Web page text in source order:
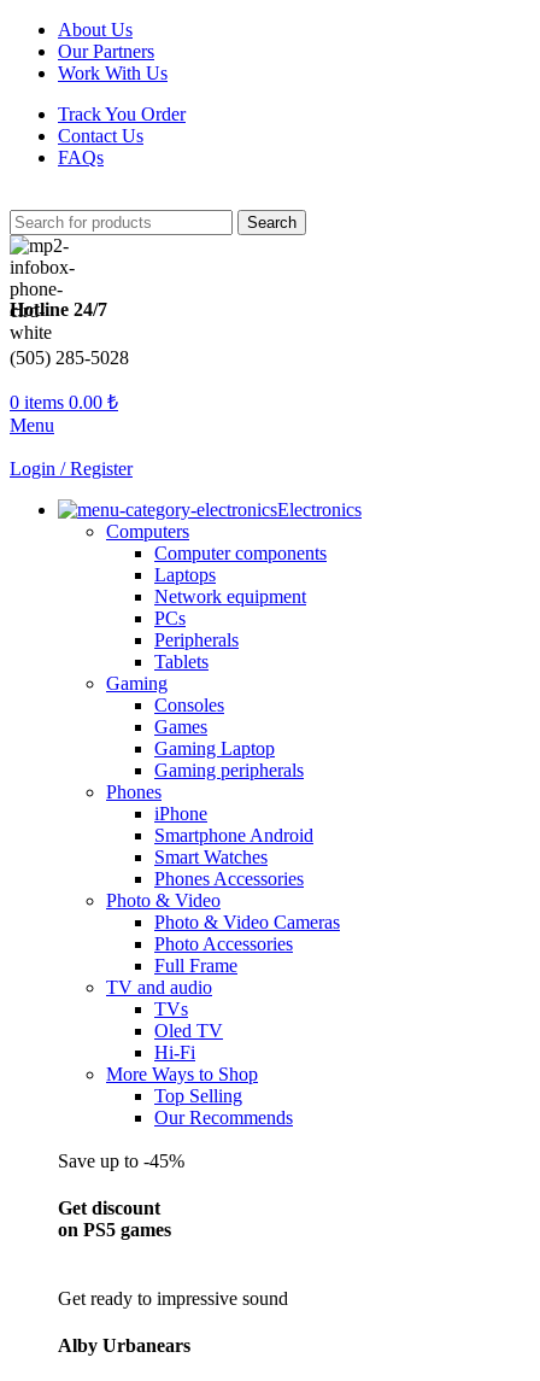
About Us
Our Partners
Work With Us
Track You Order
Contact Us
FAQs
Search
Hotline 24/7
(505) 285-5028
0 items 0.00 ₺
Menu
Login / Register
Electronics
Computers
Computer components
Laptops
Network equipment
PCs
Peripherals
Tablets
Gaming
Consoles
Games
Gaming Laptop
Gaming peripherals
Phones
iPhone
Smartphone Android
Smart Watches
Phones Accessories
Photo & Video
Photo & Video Cameras
Photo Accessories
Full Frame
TV and audio
TVs
Oled TV
Hi-Fi
More Ways to Shop
Top Selling
Our Recommends
Save up to -45%
Get discount
on PS5 games
Get ready to impressive sound
Alby Urbanears